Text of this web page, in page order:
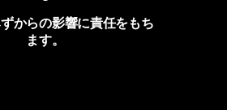
からの影響に責任をもち
ます。